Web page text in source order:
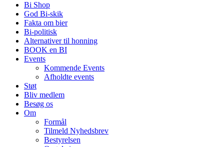
Bi Shop
God Bi-skik
Fakta om bier
Bi-politisk
Alternativer til honning
BOOK en BI
Events
Kommende Events
Afholdte events
Støt
Bliv medlem
Besøg os
Om
Formål
Tilmeld Nyhedsbrev
Bestyrelsen